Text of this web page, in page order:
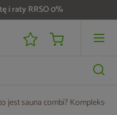
i raty RRSO 0%
jest sauna combi?